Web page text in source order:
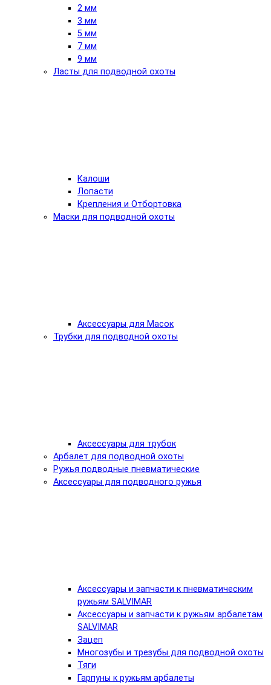
2 мм
3 мм
5 мм
7 мм
9 мм
Ласты для подводной охоты
Калоши
Лопасти
Крепления и Отбортовка
Маски для подводной охоты
Аксессуары для Масок
Трубки для подводной охоты
Аксессуары для трубок
Арбалет для подводной охоты
Ружья подводные пневматические
Аксессуары для подводного ружья
Аксессуары и запчасти к пневматическим
ружьям SALVIMAR
Аксессуары и запчасти к ружьям арбалетам
SALVIMAR
Зацеп
Многозубы и трезубы для подводной охоты
Тяги
Гарпуны к ружьям арбалеты